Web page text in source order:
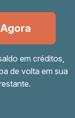
em créditos,
de volta em sua